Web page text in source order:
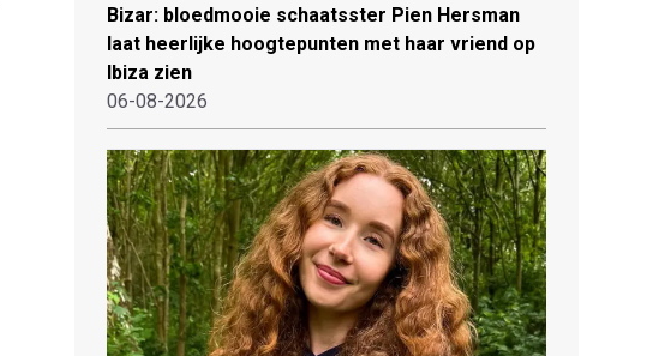
Bizar: bloedmooie schaatsster Pien Hersman
laat heerlijke hoogtepunten met haar vriend op
Ibiza zien
06-08-2026